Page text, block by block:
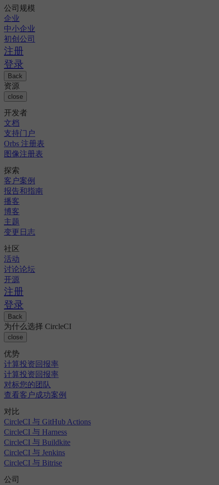
公司规模
企业
中小企业
初创公司
注册
登录
Back
资源
close
开发者
文档
支持门户
Orbs 注册表
图像注册表
探索
客户案例
报告和指南
播客
博客
主题
变更日志
社区
活动
讨论论坛
开源
注册
登录
Back
为什么选择 CircleCI
close
优势
计算投资回报率
计算投资回报率
对标您的团队
查看客户成功案例
对比
CircleCI 与 GitHub Actions
CircleCI 与 Harness
CircleCI 与 Buildkite
CircleCI 与 Jenkins
CircleCI 与 Bitrise
公司